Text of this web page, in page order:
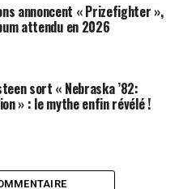
annoncent « Prizefighter »,
attendu en 2026
sort « Nebraska ’82:
» : le mythe enfin révélé !